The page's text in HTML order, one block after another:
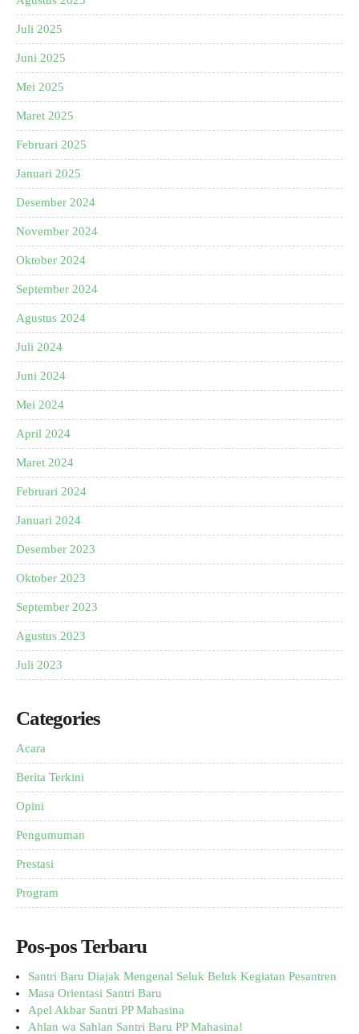
Juli 2025
Juni 2025
Mei 2025
Maret 2025
Februari 2025
Januari 2025
Desember 2024
November 2024
Oktober 2024
September 2024
Agustus 2024
Juli 2024
Juni 2024
Mei 2024
April 2024
Maret 2024
Februari 2024
Januari 2024
Desember 2023
Oktober 2023
September 2023
Agustus 2023
Juli 2023
Categories
Acara
Berita Terkini
Opini
Pengumuman
Prestasi
Program
Pos-pos Terbaru
Santri Baru Diajak Mengenal Seluk Beluk Kegiatan Pesantren
Masa Orientasi Santri Baru
Apel Akbar Santri PP Mahasina
Ahlan wa Sahlan Santri Baru PP Mahasina!